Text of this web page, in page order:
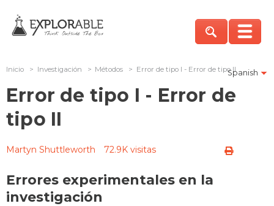
Spanish
Inicio > Investigación > Métodos > Error de tipo I - Error de tipo II
Error de tipo I - Error de
tipo II
Martyn Shuttleworth 72.9K visitas
Errores experimentales en la
investigación